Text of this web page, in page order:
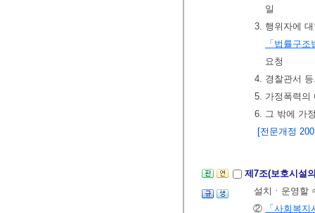
일
3. 행위자에
「법률구조
요청
4. 경찰관서
5. 가정폭력의
6. 그 밖에 가
[전문개정
제7조(보호시설
설치ㆍ운영할
②
「사회복